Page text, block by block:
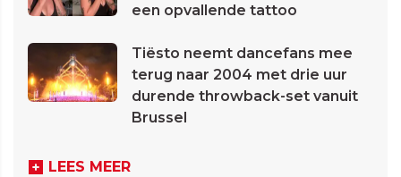
een opvallende tattoo
Tiësto neemt dancefans mee
terug naar 2004 met drie uur
durende throwback-set vanuit
Brussel
LEES MEER